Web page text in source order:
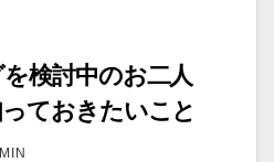
検討中のお二人
ておきたいこと